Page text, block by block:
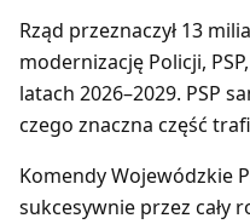
Rząd przeznaczył 13
modernizację Policji,
latach 2026–2029. PSP
czego znaczna część
Komendy Wojewódzkie
sukcesywnie przez